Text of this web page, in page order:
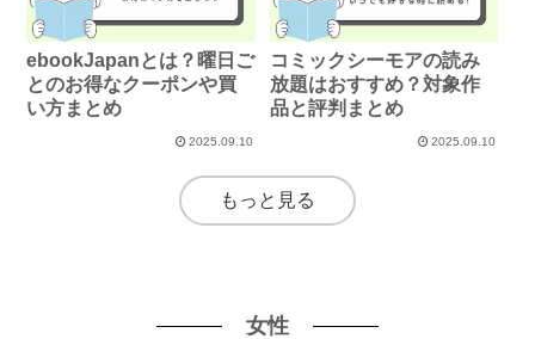
ebookJapanとは？曜日ご
とのお得なクーポンや買
い方まとめ
2025.09.10
コミックシーモアの読み
放題はおすすめ？対象作
品と評判まとめ
2025.09.10
もっと見る
女性